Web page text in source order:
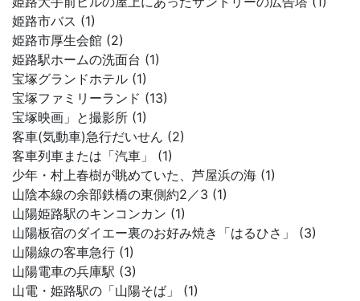
姫路市バス (1)
姫路市厚生会館 (2)
姫路駅ホームの洗面台 (1)
宝塚グランドホテル (1)
宝塚ファミリーランド (13)
宝塚映画」と撮影所 (1)
客車(気動車)急行だいせん (2)
客車列車または「汽車」 (1)
少年・村上春樹が眺めていた、芦屋浜の海 (1)
山陰本線の余部鉄橋の東側約2／3 (1)
山陽姫路駅のキンコンカン (1)
山陽板宿のダイエー裏のお好み焼き「はるひさ」 (3)
山陽線の客車急行 (1)
山陽電車の兵庫駅 (3)
山電・姫路駅の「山陽そば」 (1)